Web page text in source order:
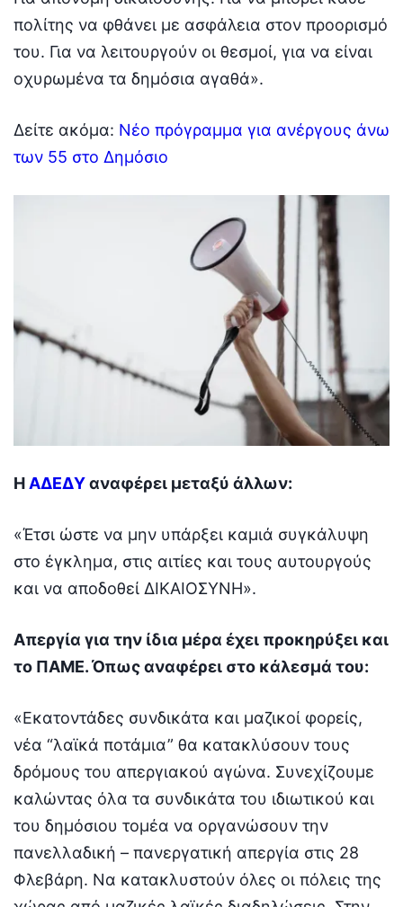
πολίτης να φθάνει με ασφάλεια στον προορισμό
του. Για να λειτουργούν οι θεσμοί, για να είναι
οχυρωμένα τα δημόσια αγαθά».
Δείτε ακόμα: Νέο πρόγραμμα για ανέργους άνω
των 55 στο Δημόσιο
H ΑΔΕΔΥαναφέρει μεταξύ άλλων:
«Έτσι ώστε να μην υπάρξει καμιά συγκάλυψη
στο έγκλημα, στις αιτίες και τους αυτουργούς
και να αποδοθεί ΔΙΚΑΙΟΣΥΝΗ».
Απεργία για την ίδια μέρα έχει προκηρύξει και
το ΠΑΜΕ. Όπως αναφέρει στο κάλεσμά του:
«Εκατοντάδες συνδικάτα και μαζικοί φορείς,
νέα “λαϊκά ποτάμια” θα κατακλύσουν τους
δρόμους του απεργιακού αγώνα. Συνεχίζουμε
καλώντας όλα τα συνδικάτα του ιδιωτικού και
του δημόσιου τομέα να οργανώσουν την
πανελλαδική – πανεργατική απεργία στις 28
Φλεβάρη. Να κατακλυστούν όλες οι πόλεις της